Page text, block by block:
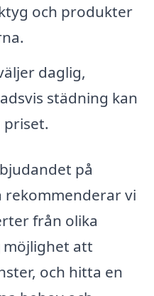
och produkter
daglig,
städning kan
på
rekommenderar vi
från olika
att
och hitta en